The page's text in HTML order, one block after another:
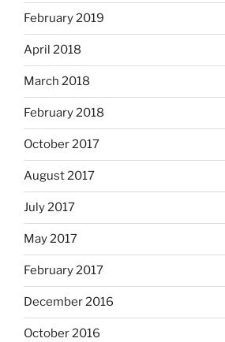
February 2019
April 2018
March 2018
February 2018
October 2017
August 2017
July 2017
May 2017
February 2017
December 2016
October 2016